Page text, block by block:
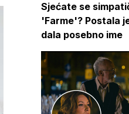
Sjećate se
'Farme'? Postala
dala posebno ime